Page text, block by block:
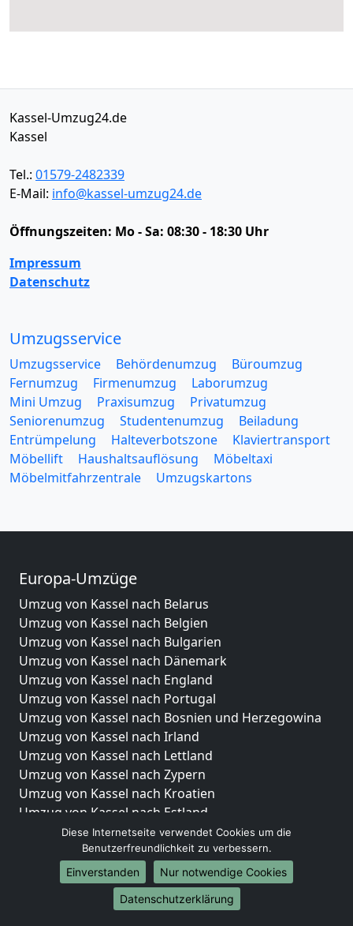
Kassel-Umzug24.de
Kassel
Tel.: 01579-2482339
E-Mail: info@kassel-umzug24.de
Öffnungszeiten: Mo - Sa: 08:30 - 18:30 Uhr
Impressum
Datenschutz
Umzugsservice
Umzugsservice Behördenumzug
Büroumzug
Fernumzug
Firmenumzug
Laborumzug
Mini Umzug
Praxisumzug
Privatumzug
Seniorenumzug
Studentenumzug
Beiladung
Entrümpelung
Halteverbotszone
Klaviertransport
Möbellift
Haushaltsauflösung
Möbeltaxi
Möbelmitfahrzentrale
Umzugskartons
Europa-Umzüge
Umzug von Kassel nach Belarus
Umzug von Kassel nach Belgien
Umzug von Kassel nach Bulgarien
Umzug von Kassel nach Dänemark
Umzug von Kassel nach England
Umzug von Kassel nach Portugal
Umzug von Kassel nach Bosnien und Herzegowina
Umzug von Kassel nach Irland
Umzug von Kassel nach Lettland
Umzug von Kassel nach Zypern
Umzug von Kassel nach Kroatien
Umzug von Kassel nach Estland
Umzug von Kassel nach Finnland
Umzug von Kassel nach Frankreich
Umzug von Kassel nach Griechenland
Umzug von Kassel nach Italien
Umzug von Kassel nach Liechtenstein
Diese Internetseite verwendet Cookies um die
Benutzerfreundlichkeit zu verbessern.
Einverstanden
Nur notwendige Cookies
Datenschutzerklärung